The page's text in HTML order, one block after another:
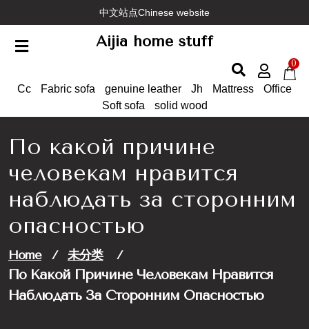
to
content
中文站点Chinese website
Aijia home stuff
0
Cc Fabric sofa genuine leather Jh Mattress
Office
Soft sofa
solid wood
По какой причине
человекам нравится
наблюдать за сторонним
опасностью
Home / 未分类 /
По Какой Причине Человекам Нравится
Наблюдать За Сторонним Опасностью